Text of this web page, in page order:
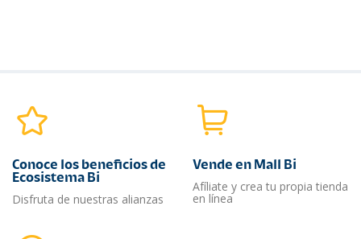
Conoce los beneficios de
Ecosistema Bi
Disfruta de nuestras alianzas
Vende en Mall Bi
Afíliate y crea tu propia tienda
en línea